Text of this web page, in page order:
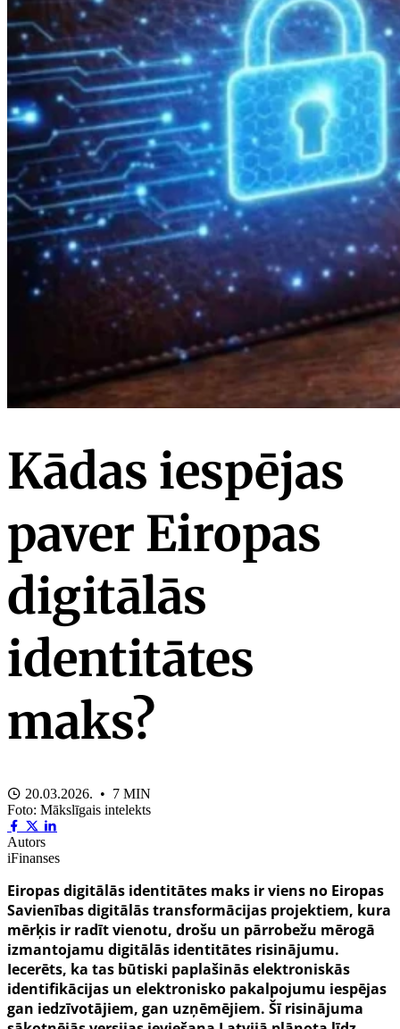
Kādas iespējas
paver Eiropas
digitālās
identitātes
maks?
20.03.2026. • 7 MIN
Foto: Mākslīgais intelekts
Autors
iFinanses
Eiropas digitālās identitātes maks ir viens no Eiropas
Savienības digitālās transformācijas projektiem, kura
mērķis ir radīt vienotu, drošu un pārrobežu mērogā
izmantojamu digitālās identitātes risinājumu.
Iecerēts, ka tas būtiski paplašinās elektroniskās
identifikācijas un elektronisko pakalpojumu iespējas
gan iedzīvotājiem, gan uzņēmējiem. Šī risinājuma